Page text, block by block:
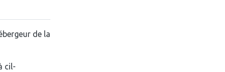
de la
cil-